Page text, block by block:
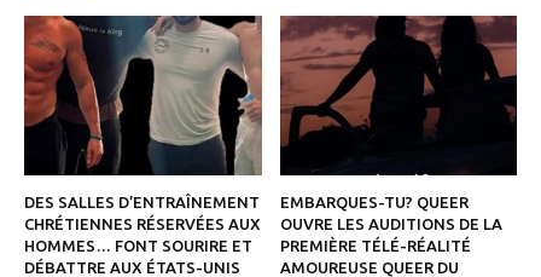
DES SALLES D’ENTRAÎNEMENT
CHRÉTIENNES RÉSERVÉES AUX
HOMMES… FONT SOURIRE ET
DÉBATTRE AUX ÉTATS-UNIS
EMBARQUES-TU? QUEER
OUVRE LES AUDITIONS DE LA
PREMIÈRE TÉLÉ-RÉALITÉ
AMOUREUSE QUEER DU